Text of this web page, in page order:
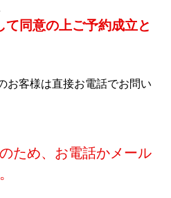
同意の上ご予約成立と
お客様は直接お電話でお問い
ため、お電話かメール